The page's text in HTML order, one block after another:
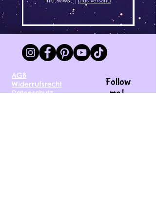
AGB
Widerrufsrecht
Datenschutz
Follow
me !